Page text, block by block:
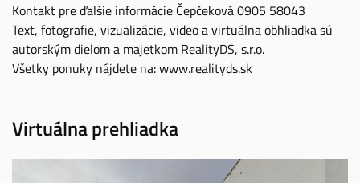
Kontakt pre ďalšie informácie Čepčeková 0905 58043
Text, fotografie, vizualizácie, video a virtuálna obhliadka sú
autorským dielom a majetkom RealityDS, s.r.o.
Všetky ponuky nájdete na: www.realityds.sk
Virtuálna prehliadka